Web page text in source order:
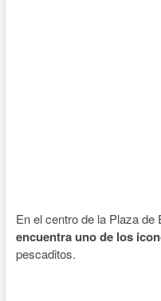
En el centro de la Plaza de
encuentra uno de los
pescaditos.